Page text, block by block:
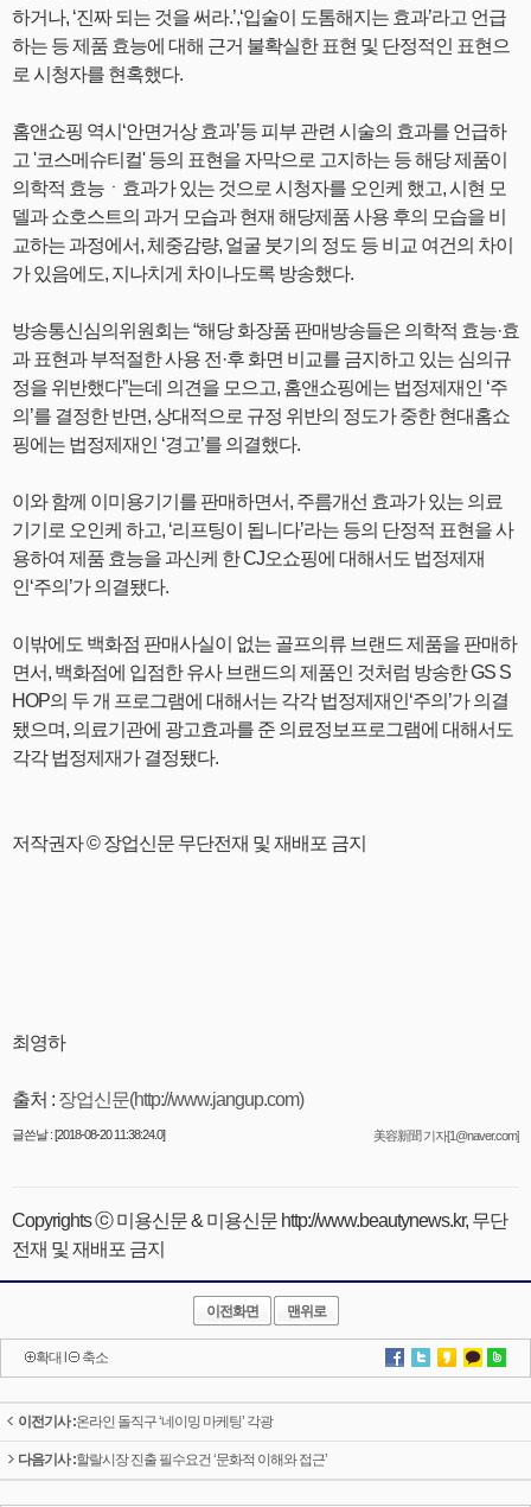
하거나, ‘진짜 되는 것을 써라.’,‘입술이 도톰해지는 효과’라고 언급
하는 등 제품 효능에 대해 근거 불확실한 표현 및 단정적인 표현으
로 시청자를 현혹했다.
홈앤쇼핑 역시‘안면거상 효과’등 피부 관련 시술의 효과를 언급하
고 '코스메슈티컬' 등의 표현을 자막으로 고지하는 등 해당 제품이
의학적 효능ㆍ효과가 있는 것으로 시청자를 오인케 했고, 시현 모
델과 쇼호스트의 과거 모습과 현재 해당제품 사용 후의 모습을 비
교하는 과정에서, 체중감량, 얼굴 붓기의 정도 등 비교 여건의 차이
가 있음에도, 지나치게 차이나도록 방송했다.
방송통신심의위원회는 “해당 화장품 판매방송들은 의학적 효능·효
과 표현과 부적절한 사용 전·후 화면 비교를 금지하고 있는 심의규
정을 위반했다”는데 의견을 모으고, 홈앤쇼핑에는 법정제재인 ‘주
의’를 결정한 반면, 상대적으로 규정 위반의 정도가 중한 현대홈쇼
핑에는 법정제재인 ‘경고’를 의결했다.
이와 함께 이미용기기를 판매하면서, 주름개선 효과가 있는 의료
기기로 오인케 하고, ‘리프팅이 됩니다’라는 등의 단정적 표현을 사
용하여 제품 효능을 과신케 한 CJ오쇼핑에 대해서도 법정제재
인‘주의’가 의결됐다.
이밖에도 백화점 판매사실이 없는 골프의류 브랜드 제품을 판매하
면서, 백화점에 입점한 유사 브랜드의 제품인 것처럼 방송한 GS S
HOP의 두 개 프로그램에 대해서는 각각 법정제재인‘주의’가 의결
됐으며, 의료기관에 광고효과를 준 의료정보프로그램에 대해서도
각각 법정제재가 결정됐다.
저작권자 © 장업신문 무단전재 및 재배포 금지
최영하
출처 : 장업신문(http://www.jangup.com)
글쓴날 : [2018-08-20 11:38:24.0] 美容新聞 기자[1@naver.com]
Copyrights ⓒ 미용신문 & 미용신문 http://www.beautynews.kr, 무단
전재 및 재배포 금지
이전화면 맨위로
확대 축소
이전기사 :온라인 돌직구 ‘네이밍 마케팅’ 각광
다음기사 :할랄시장 진출 필수요건 ‘문화적 이해와 접근’